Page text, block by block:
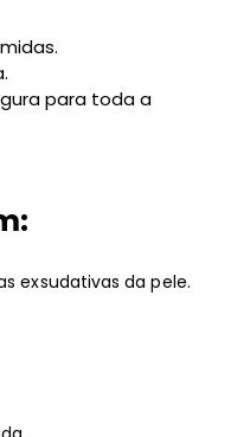
para toda a
exsudativas da pele.